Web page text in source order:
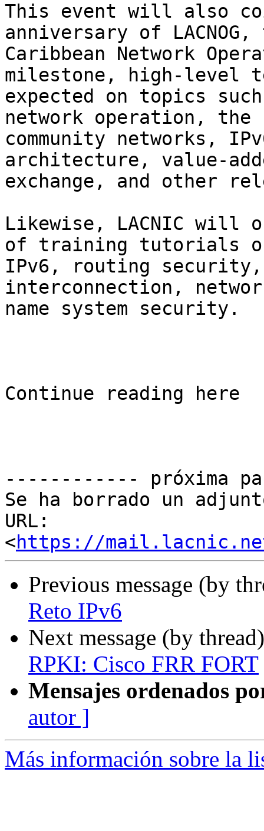
This event will also
anniversary of
Caribbean Network
milestone, high-level
expected on topics
network operation,
community networks,
architecture, value-
exchange, and other
Likewise, LACNIC will
of training tutorials
IPv6, routing
interconnection,
name system security.
Continue reading here
------------ próxima
Se ha borrado un
URL:
<https://mail.lacnic.net/
Previous message (by
Reto IPv6
Next message (by
RPKI: Cisco FRR FORT
Mensajes ordenados
autor ]
Más información sobre la